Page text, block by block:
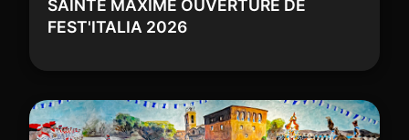
SAINTE MAXIME OUVERTURE DE
FEST'ITALIA 2026